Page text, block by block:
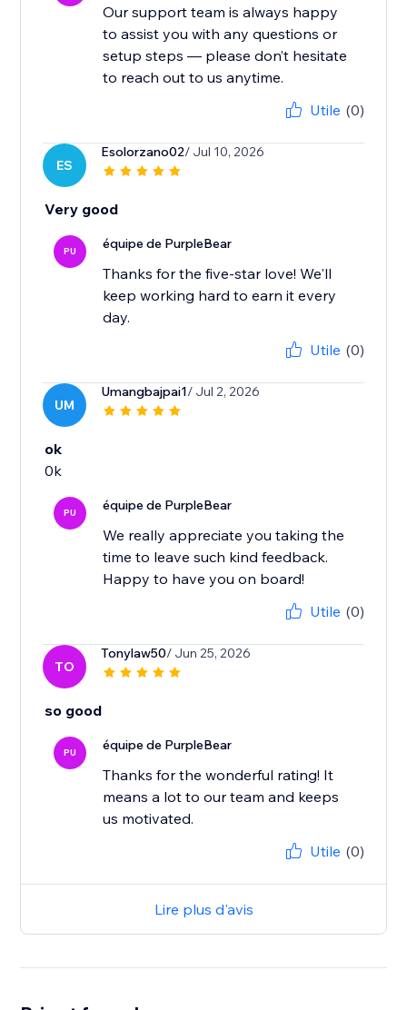
Our support team is always happy
to assist you with any questions or
setup steps — please don’t hesitate
to reach out to us anytime.
Utile (0)
ES
Esolorzano02/ Jul 10, 2026
Very good
PU équipe de PurpleBear
Thanks for the five-star love! We'll
keep working hard to earn it every
day.
Utile (0)
UM
Umangbajpai1/ Jul 2, 2026
ok
0k
PU équipe de PurpleBear
We really appreciate you taking the
time to leave such kind feedback.
Happy to have you on board!
Utile (0)
TO
Tonylaw50/ Jun 25, 2026
so good
PU équipe de PurpleBear
Thanks for the wonderful rating! It
means a lot to our team and keeps
us motivated.
Utile (0)
Lire plus d'avis